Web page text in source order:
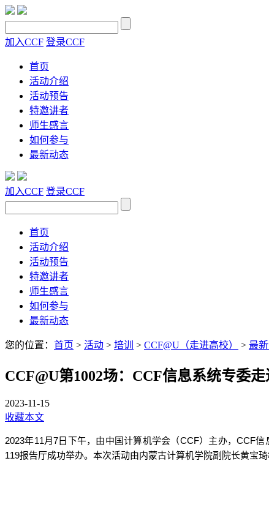
加入CCF 登录CCF
首页
活动介绍
活动预告
特邀讲者
师生感言
如何参与
最新动态
加入CCF 登录CCF
首页
活动介绍
活动预告
特邀讲者
师生感言
如何参与
最新动态
您的位置： 首页 > 活动 > 培训 > CCF@U（走进高校） > 最
CCF@U第1002场：CCF信息系统专委
2023-11-15
收藏本文
2023年11月7日 下午，由中国计算机学会（CCF）主办，CCF信
119报告厅成功举办。本次活动由内蒙古计算机学院副院长黄宝琦